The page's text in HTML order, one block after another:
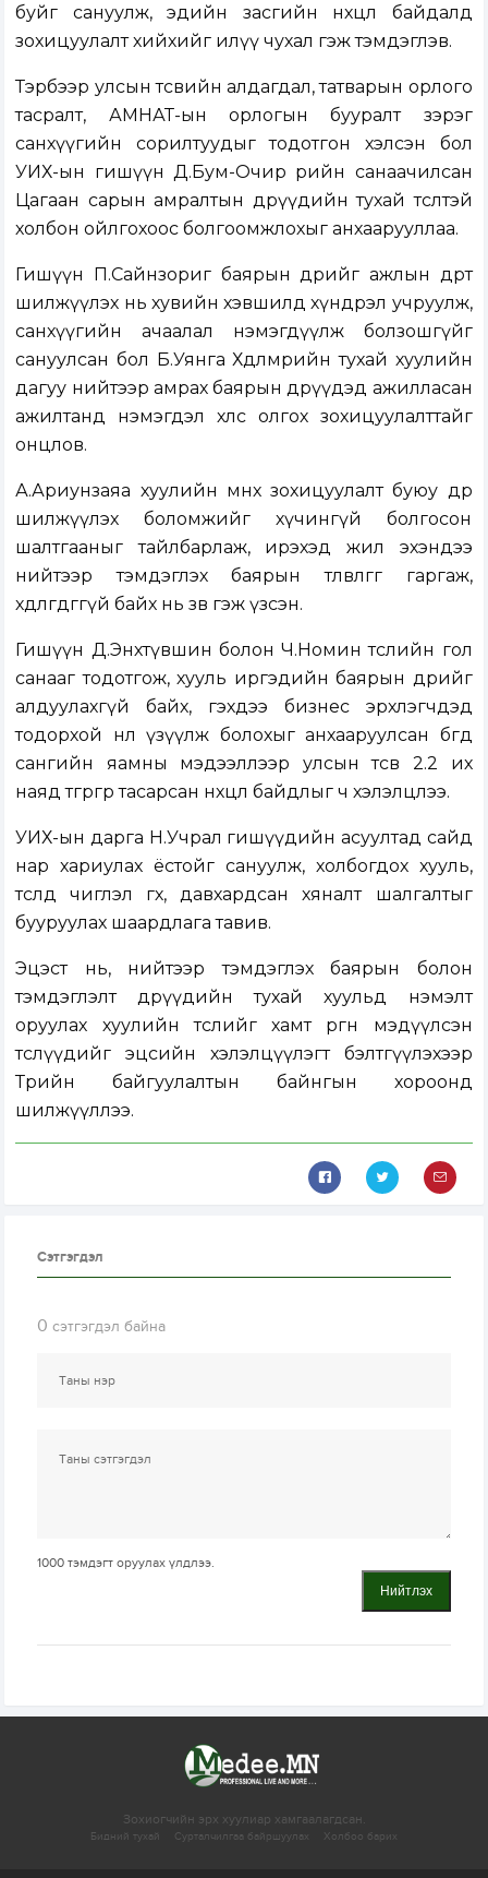
буйг сануулж, эдийн засгийн нөхцөл байдалд
зохицуулалт хийхийг илүү чухал гэж тэмдэглэв.
Тэрбээр улсын төсвийн алдагдал, татварын орлого
тасралт, АМНАТ-ын орлогын бууралт зэрэг
санхүүгийн сорилтуудыг тодотгон хэлсэн бол
УИХ-ын гишүүн Д.Бум-Очир өөрийн санаачилсан
Цагаан сарын амралтын өдрүүдийн тухай төсөлтэй
холбон ойлгохоос болгоомжлохыг анхаарууллаа.
Гишүүн П.Сайнзориг баярын өдрийг ажлын өдөрт
шилжүүлэх нь хувийн хэвшилд хүндрэл учруулж,
санхүүгийн ачаалал нэмэгдүүлж болзошгүйг
сануулсан бол Б.Уянга Хөдөлмөрийн тухай хуулийн
дагуу нийтээр амрах баярын өдрүүдэд ажилласан
ажилтанд нэмэгдэл хөлс олгох зохицуулалттайг
онцлов.
А.Ариунзаяа хуулийн өмнөх зохицуулалт буюу өдөр
шилжүүлэх боломжийг хүчингүй болгосон
шалтгааныг тайлбарлаж, ирэхэд жил эхэндээ
нийтээр тэмдэглэх баярын төлөвлөгөөг гаргаж,
хөдөлгөдөггүй байх нь зөв гэж үзсэн.
Гишүүн Д.Энхтүвшин болон Ч.Номин төслийн гол
санааг тодотгож, хууль иргэдийн баярын өдрийг
алдуулахгүй байх, гэхдээ бизнес эрхлэгчдэд
тодорхой нөлөө үзүүлж болохыг анхааруулсан бөгөөд
сангийн яамны мэдээллээр улсын төсөв 2.2 их
наяд төгрөгөөр тасарсан нөхцөл байдлыг ч хэлэлцлээ.
УИХ-ын дарга Н.Учрал гишүүдийн асуултад сайд
нар хариулах ёстойг сануулж, холбогдох хууль,
төсөлд чиглэл өгөх, давхардсан хяналт шалгалтыг
бууруулах шаардлага тавив.
Эцэст нь, нийтээр тэмдэглэх баярын болон
тэмдэглэлт өдрүүдийн тухай хуульд нэмэлт
оруулах хуулийн төслийг хамт өргөн мэдүүлсэн
төслүүдийг эцсийн хэлэлцүүлэгт бэлтгүүлэхээр
Төрийн байгуулалтын байнгын хороонд
шилжүүллээ.
Сэтгэгдэл
0 сэтгэгдэл байна
1000 тэмдэгт оруулах үлдлээ.
Нийтлэх
Зохиогчийн эрх хуулиар хамгаалагдсан.
Бидний тухай Сурталчилгаа байршуулах Холбоо барих